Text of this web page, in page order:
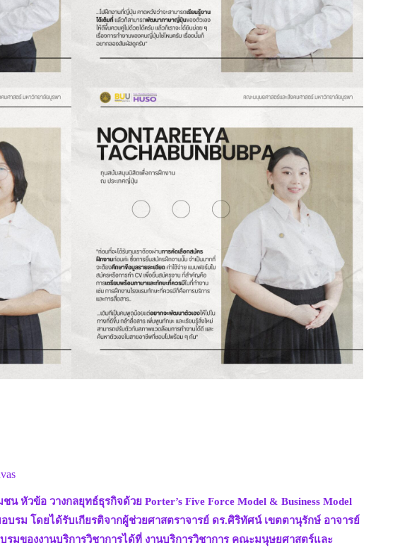
วข้อ วางกลยุทธ์ธุรกิจด้วย Porter’s Five Force Model & Business Model
บรม โดยได้รับเกียรติจากผู้ช่วยศาสตราจารย์ ดร.ศิริทัศน์ เขตตานุรักษ์ อาจารย์
มของงานบริการวิชาการได้ที่ งานบริการวิชาการ คณะมนุษยศาสตร์และ